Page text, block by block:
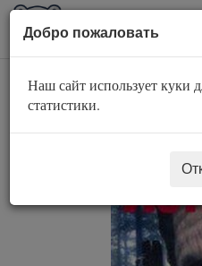
AuBook.org
Истина
Добро пожаловать
Наш сайт использует куки
статистики.